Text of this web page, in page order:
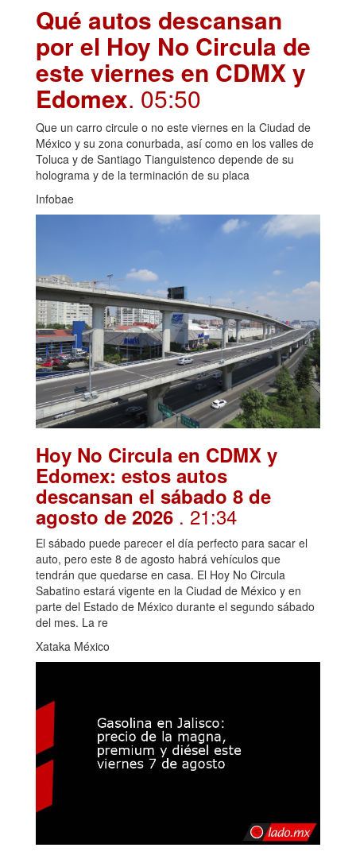
Qué autos descansan
por el Hoy No Circula de
este viernes en CDMX y
Edomex. 05:50
Que un carro circule o no este viernes en la Ciudad de
México y su zona conurbada, así como en los valles de
Toluca y de Santiago Tianguistenco depende de su
holograma y de la terminación de su placa
Infobae
Hoy No Circula en CDMX y
Edomex: estos autos
descansan el sábado 8 de
agosto de 2026 . 21:34
El sábado puede parecer el día perfecto para sacar el
auto, pero este 8 de agosto habrá vehículos que
tendrán que quedarse en casa. El Hoy No Circula
Sabatino estará vigente en la Ciudad de México y en
parte del Estado de México durante el segundo sábado
del mes. La re
Xataka México